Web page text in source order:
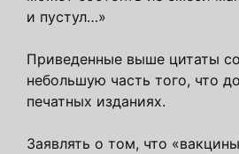
и пустул…»
Приведенные выше цитаты
небольшую часть того, что
печатных изданиях.
Заявлять о том, что